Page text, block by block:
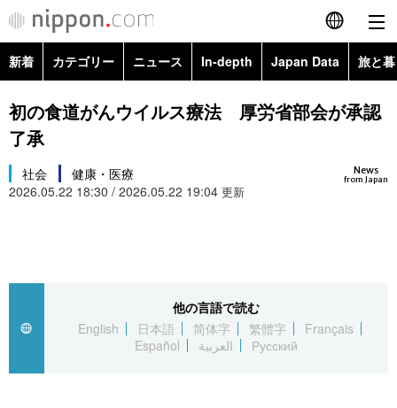
English
简体字
Русский
カテゴリー
国際
社会
アーカイブ
Japan Data
旅と暮らし
新着 カテゴリー ニュース In-depth Japan Data 旅と
政治・外交
経済・ビジネス
国際・海外
文化
科学・技術
暮らし
Topics
初の食道がんウイルス療法 厚労省部会が承認
了承
News
from Japan
社会
健康・医療
2026.05.22 18:30 / 2026.05.22 19:04 更新
他の言語で読む
English
日本語 简体字 繁體字
Français
Español
العربية Русский